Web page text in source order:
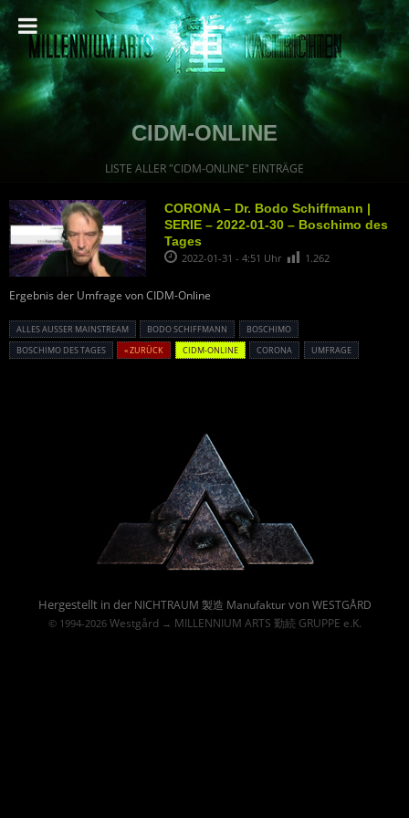
CIDM-ONLINE
LISTE ALLER "CIDM-ONLINE" EINTRÄGE
CORONA – Dr. Bodo Schiffmann |
SERIE – 2022-01-30 – Boschimo des
Tages
2022-01-31 - 4:51 Uhr 1.262
Ergebnis der Umfrage von CIDM-Online
ALLES AUSSER MAINSTREAM BODO SCHIFFMANN
BOSCHIMO
BOSCHIMO DES TAGES
« ZURÜCK CIDM-ONLINE CORONA UMFRAGE
Hergestellt in der NICHTRAUM 製造 Manufakturvon WESTGÅRD
© 1994-2026 Westgård→ MILLENNIUM ARTS 勤続 GRUPPE e.K.
Powered By :